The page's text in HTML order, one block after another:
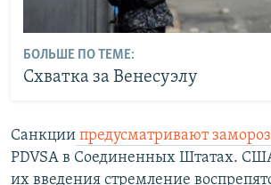
БОЛЬШЕ ПО ТЕМЕ:
Схватка за Венесуэлу
Санкции предусматривают
PDVSA в Соединенных Штатах.
их введения стремление